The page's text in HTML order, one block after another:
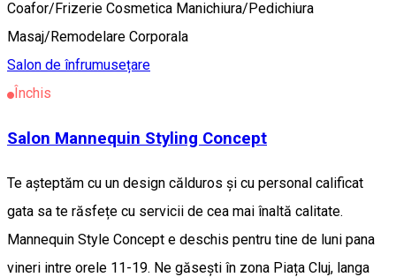
Coafor/Frizerie Cosmetica Manichiura/Pedichiura
Masaj/Remodelare Corporala
Salon de înfrumusețare
Închis
Salon Mannequin Styling Concept
Te așteptăm cu un design călduros și cu personal calificat
gata sa te răsfețe cu servicii de cea mai înaltă calitate.
Mannequin Style Concept e deschis pentru tine de luni pana
vineri intre orele 11-19. Ne găsești în zona Piața Cluj, langa